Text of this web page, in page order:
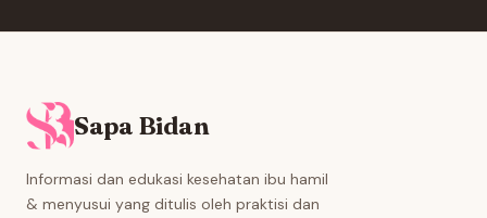
Sapa Bidan
Informasi dan edukasi kesehatan ibu hamil
& menyusui yang ditulis oleh praktisi dan